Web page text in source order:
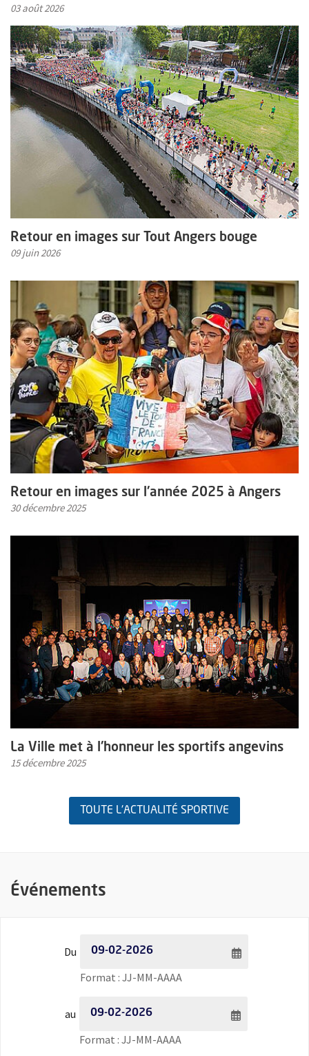
03 août 2026
Retour en images sur Tout Angers bouge
09 juin 2026
En savoir plus sur l'actualité Retour en images sur Tout Angers
Retour en images sur l'année 2025 à Angers
30 décembre 2025
En savoir plus sur l'actualité Retour en images sur l'année 2025 à
La Ville met à l'honneur les sportifs angevins
15 décembre 2025
TOUTE L'ACTUALITÉ SPORTIVE
Événements
Du Filtrer les événements par date - Date de début
Format : JJ-MM-AAAA
au Filtrer les événements par date - Date de fin
Format : JJ-MM-AAAA